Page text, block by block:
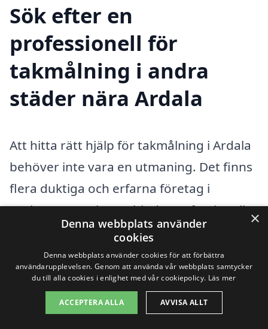
Sök efter en
professionell för
takmålning i andra
städer nära Ardala
Att hitta rätt hjälp för takmålning i Ardala
behöver inte vara en utmaning. Det finns
flera duktiga och erfarna företag i
närheten som kan erbjuda professionella
tjänster. Genom att använda xn--
takmlning-pris-oib.se kan du enkelt
jämföra olika alternativ och begära
offerter från flera hantverkare i ditt
närområde. Här är några städer där du
×
Denna webbplats använder
cookies
Denna webbplats använder cookies för att förbättra
användarupplevelsen. Genom att använda vår webbplats samtycker
du till alla cookies i enlighet med vår cookiepolicy. Läs mer
ACCEPTERA ALLA AVVISA ALLT